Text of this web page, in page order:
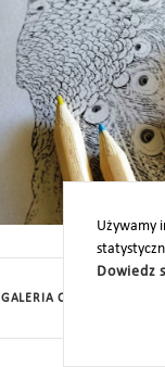
Używamy
Dowiedz
GALERIA CYFROWA